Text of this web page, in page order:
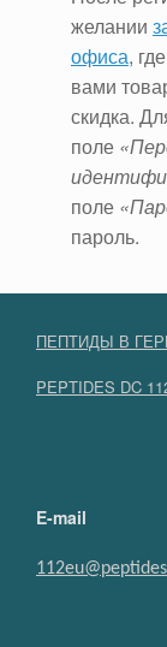
желании
офиса,
вами
скидка.
поле
поле
пароль.
ПЕПТИДЫ В
PEPTIDES DC
E-mail